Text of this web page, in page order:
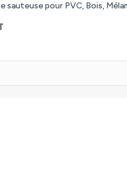
sauteuse pour PVC, Bois,